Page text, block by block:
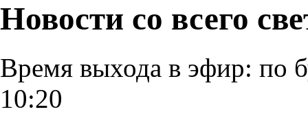
Новости со всего
Время выхода в эфир: по
10:20